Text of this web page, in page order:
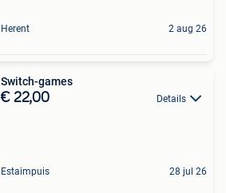
Herent 2 aug 26
Switch-games
€ 22,00 Details
Estaimpuis 28 jul 26